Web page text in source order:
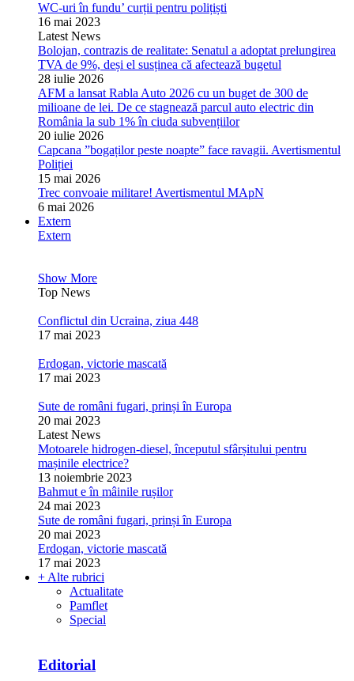
WC-uri în fundu’ curții pentru polițiști
16 mai 2023
Latest News
Bolojan, contrazis de realitate: Senatul a adoptat prelungirea
TVA de 9%, deși el susținea că afectează bugetul
28 iulie 2026
AFM a lansat Rabla Auto 2026 cu un buget de 300 de
milioane de lei. De ce stagnează parcul auto electric din
România la sub 1% în ciuda subvențiilor
20 iulie 2026
Capcana ”bogaților peste noapte” face ravagii. Avertismentul
Poliției
15 mai 2026
Trec convoaie militare! Avertismentul MApN
6 mai 2026
Extern
Extern
Show More
Top News
Conflictul din Ucraina, ziua 448
17 mai 2023
Erdogan, victorie mascată
17 mai 2023
Sute de români fugari, prinși în Europa
20 mai 2023
Latest News
Motoarele hidrogen-diesel, începutul sfârșitului pentru
mașinile electrice?
13 noiembrie 2023
Bahmut e în mâinile rușilor
24 mai 2023
Sute de români fugari, prinși în Europa
20 mai 2023
Erdogan, victorie mascată
17 mai 2023
+ Alte rubrici
Actualitate
Pamflet
Special
Editorial